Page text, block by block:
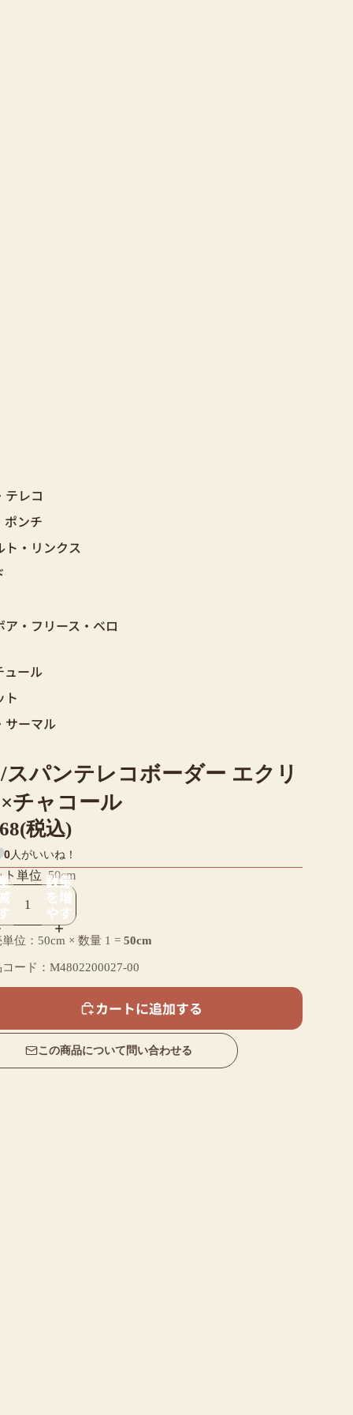
テレコ
ポンチ
ト・リンクス
ア・フリース・ベロ
ュール
ト
サーマル
スパンテレコボーダー エクリ
チャコール
税込)
0人がいいね！
ト単位 50cm
数量
を増
やす
単位：50cm × 数量 1 =50cm
ード：M4802200027-00
カートに追加する
この商品について問い合わせる